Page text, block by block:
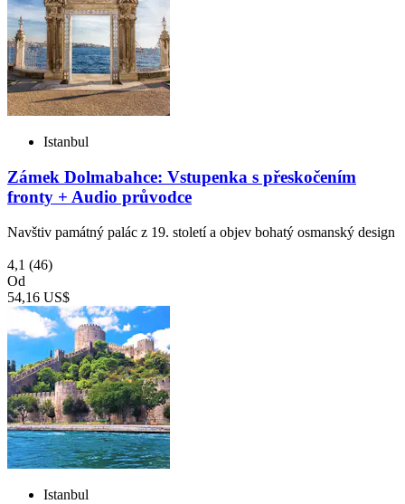
Istanbul
Zámek Dolmabahce: Vstupenka s přeskočením
fronty + Audio průvodce
Navštiv památný palác z 19. století a objev bohatý osmanský design
4,1 (46)
Od
54,16 US$
Istanbul